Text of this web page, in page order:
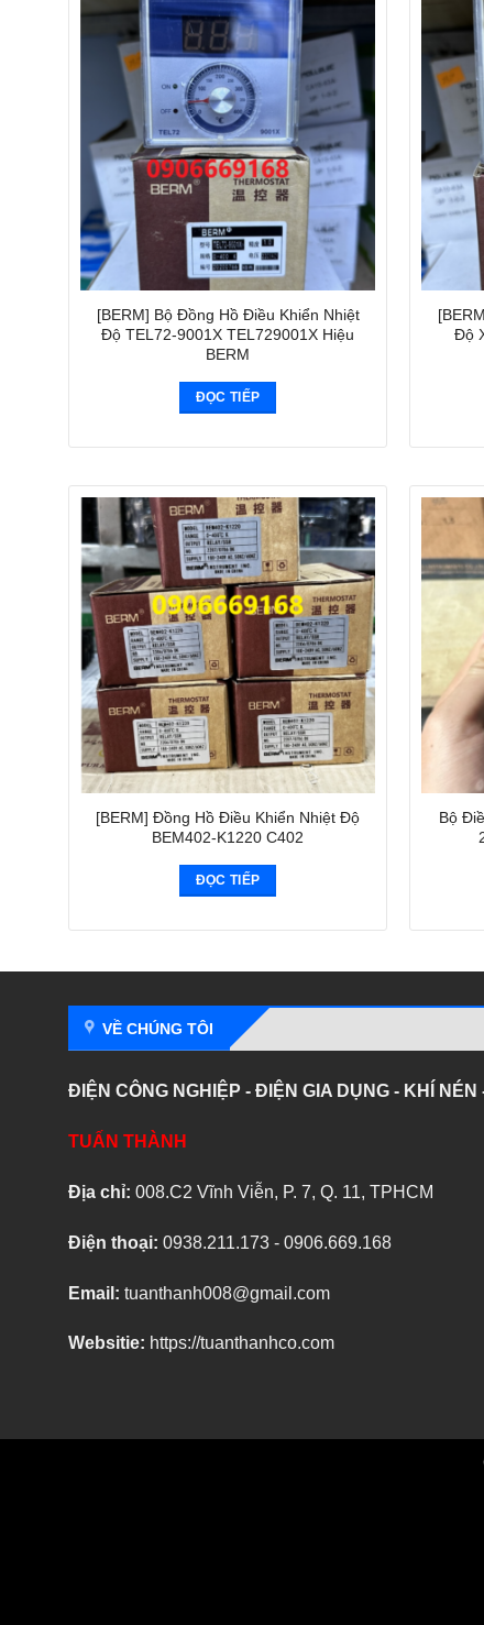
[BERM] Bộ Đồng Hồ Điều Khiển Nhiệt
Độ TEL72-9001X TEL729001X Hiệu
BERM
ĐỌC TIẾP
Độ
[BERM] Đồng Hồ Điều Khiển Nhiệt Độ
BEM402-K1220 C402
ĐỌC TIẾP
Bộ
VỀ CHÚNG TÔI
ĐIỆN CÔNG NGHIỆP - ĐIỆN GIA DỤNG - KHÍ NÉN
TUẤN THÀNH
Địa chỉ: 008.C2 Vĩnh Viễn, P. 7, Q. 11, TPHCM
Điện thoại: 0938.211.173 - 0906.669.168
Email: tuanthanh008@gmail.com
Websitie: https://tuanthanhco.com